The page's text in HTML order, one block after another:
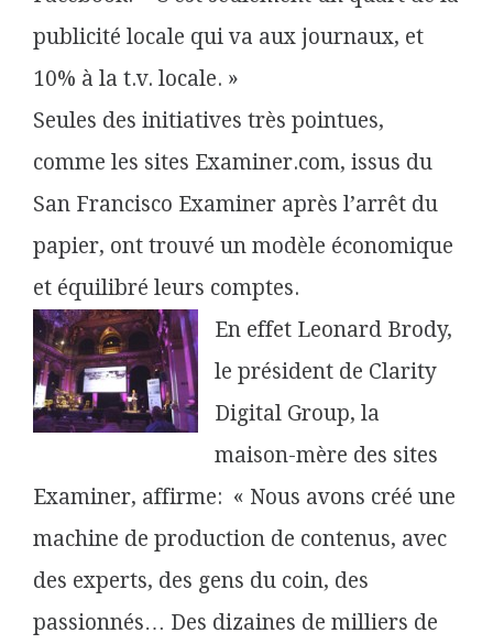
publicité locale qui va aux journaux, et
10% à la t.v. locale. »
Seules des initiatives très pointues,
comme les sites Examiner.com, issus du
San Francisco Examiner après l’arrêt du
papier, ont trouvé un modèle économique
et équilibré leurs comptes.
En effet Leonard Brody,
le président de Clarity
Digital Group, la
maison-mère des sites
Examiner, affirme: « Nous avons créé une
machine de production de contenus, avec
des experts, des gens du coin, des
passionnés… Des dizaines de milliers de